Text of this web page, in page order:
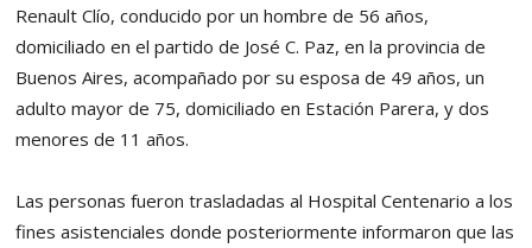
Renault Clío, conducido por un hombre de 56 años,
domiciliado en el partido de José C. Paz, en la provincia de
Buenos Aires, acompañado por su esposa de 49 años, un
adulto mayor de 75, domiciliado en Estación Parera, y dos
menores de 11 años.
Las personas fueron trasladadas al Hospital Centenario a los
fines asistenciales donde posteriormente informaron que las